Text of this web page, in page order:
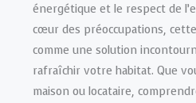
énergétique et le respect de
cœur des préoccupations,
comme une solution
rafraîchir votre habitat. Que
maison ou locataire,